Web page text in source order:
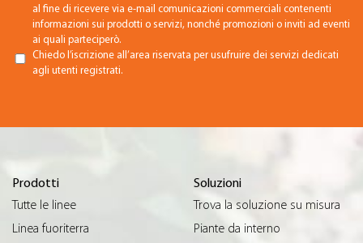
al fine di ricevere via e-mail comunicazioni commerciali contenenti
informazioni sui prodotti o servizi, nonché promozioni o inviti ad eventi
ai quali parteciperò.
Chiedo l’iscrizione all’area riservata per usufruire dei servizi dedicati
agli utenti registrati.
Prodotti
Tutte le linee
Linea fuoriterra
Soluzioni
Trova la soluzione su misura
Piante da interno